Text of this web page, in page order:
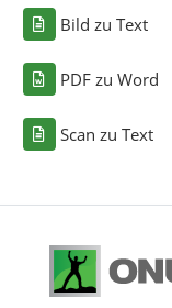
Bild zu Text
PDF zu Word
Scan zu Text